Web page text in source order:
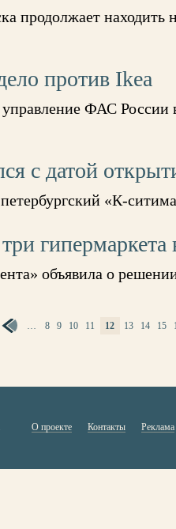
продолжает находить
против Ikea
ФАС России
с датой
«К-
объявила о
… 8 9 10 11 12 13 14 15
О проекте Контакты Реклама